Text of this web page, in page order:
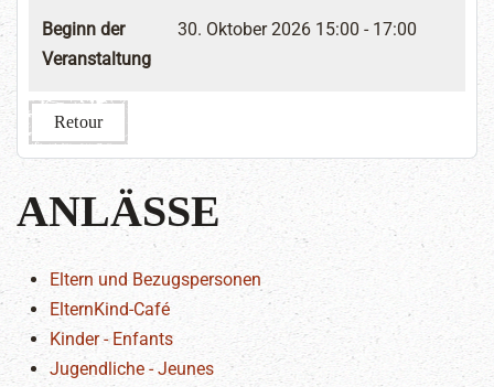
Beginn der
Veranstaltung
30. Oktober 2026 15:00 - 17:00
Retour
ANLÄSSE
Eltern und Bezugspersonen
ElternKind-Café
Kinder - Enfants
Jugendliche - Jeunes